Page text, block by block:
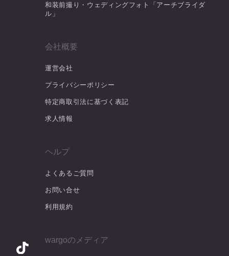
和装前撮り・ウェディングフォト「アーチブライダ
ル」
会社概要
運営会社
プライバシーポリシー
特定商取引法に基づく表記
求人情報
ヘルプ
よくあるご質問
お問い合せ
利用規約
wargoのメディア